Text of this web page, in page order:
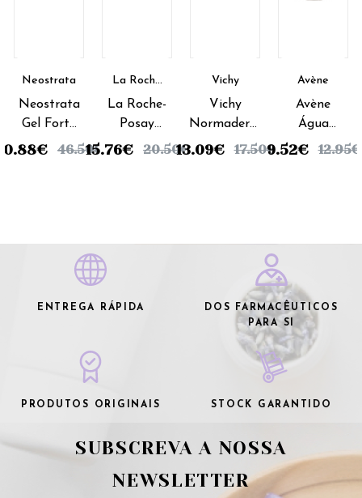
Neostrata
Neostrata
Gel Forte
Salicilico -
€ 46.50€
La Roche
Posay
La Roche-
Posay
Effaclar
15.76€ 20.50€
Vichy
Vichy
Normaderm
Cuidado
13.09€ 17.50€
Avène
Avène
Água
Termal -
9.52€ 12.95€
ENTREGA RÁPIDA
DOS FARMACÊUTICOS
PARA SI
PRODUTOS ORIGINAIS STOCK GARANTIDO
SUBSCREVA A NOSSA
NEWSLETTER